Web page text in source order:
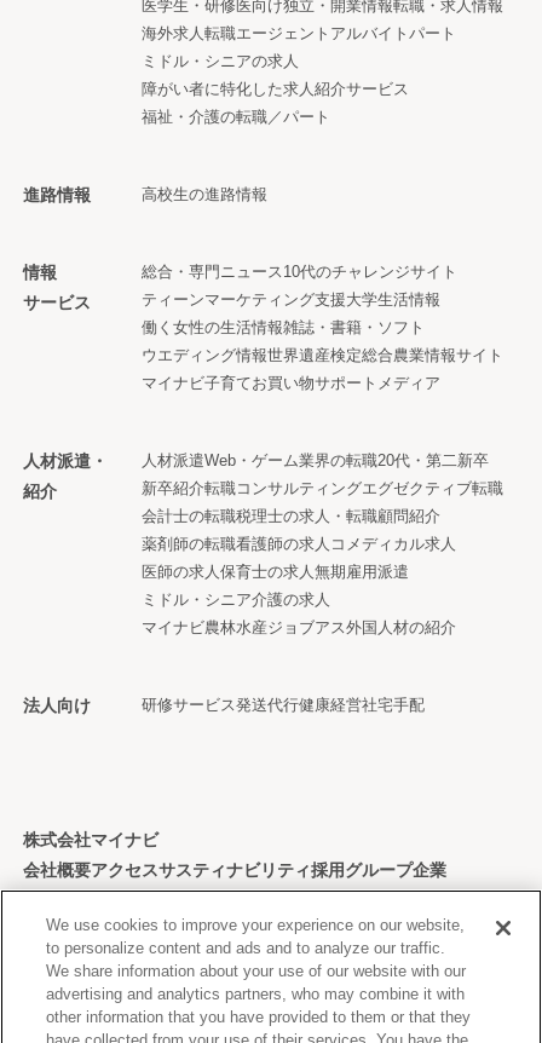
医学生・研修医向け独立・開業情報転職・求人情報
海外求人 転職エージェント アルバイト パート
ミドル・シニアの求人
障がい者に特化した求人紹介サービス
福祉・介護の転職／パート
進路情報 高校生の進路情報
情報
サービス
総合・専門ニュース 10代のチャレンジサイト
ティーンマーケティング支援大学生活情報
働く女性の生活情報雑誌・書籍・ソフト
ウエディング情報世界遺産検定総合農業情報サイト
マイナビ子育てお買い物サポートメディア
人材派遣・
紹介
人材派遣Web・ゲーム業界の転職20代・第二新卒
新卒紹介転職コンサルティングエグゼクティブ転職
会計士の転職税理士の求人・転職顧問紹介
薬剤師の転職看護師の求人 コメディカル求人
医師の求人 保育士の求人 無期雇用派遣
ミドル・シニア介護の求人
マイナビ農林水産ジョブアス外国人材の紹介
法人向け 研修サービス発送代行健康経営社宅手配
株式会社マイナビ
会社概要アクセスサスティナビリティ採用グループ企業
Copyright © Mynavi Corporation
We use cookies to improve your experience on our website,
to personalize content and ads and to analyze our traffic.
We share information about your use of our website with our
advertising and analytics partners, who may combine it with
other information that you have provided to them or that they